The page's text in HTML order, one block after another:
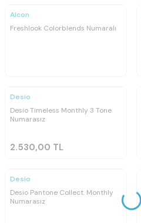
Alcon
Freshlook Colorblends Numaralı
Desio
Desio Timeless Monthly 3 Tone
Numarasız
2.530,00 TL
Desio
Desio Pantone Collect. Monthly
Numarasız